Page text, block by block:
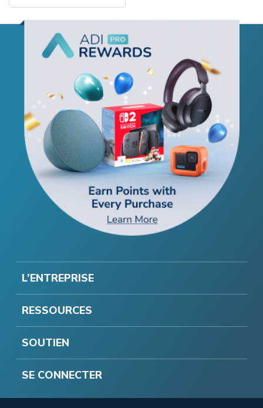
L’ENTREPRISE
RESSOURCES
SOUTIEN
SE CONNECTER